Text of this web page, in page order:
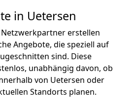
in Uetersen
erstellen
Angebote, die speziell auf
sind. Diese
unabhängig davon, ob
von Uetersen oder
Standorts planen.